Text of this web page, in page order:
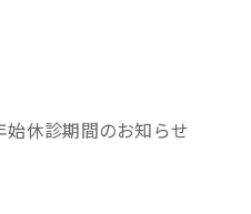
始休診期間のお知らせ